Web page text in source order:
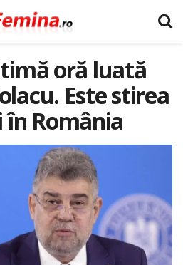
oră luată
Este stirea
România